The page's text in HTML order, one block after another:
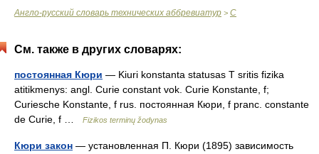
Англо-русский словарь технических аббревиатур > C
См. также в других словарях:
постоянная Кюри — Kiuri konstanta statusas T sritis fizika
atitikmenys: angl. Curie constant vok. Curie Konstante, f;
Curiesche Konstante, f rus. постоянная Кюри, f pranc. constante
de Curie, f …
Fizikos terminų žodynas
Кюри закон — установленная П. Кюри (1895) зависимость